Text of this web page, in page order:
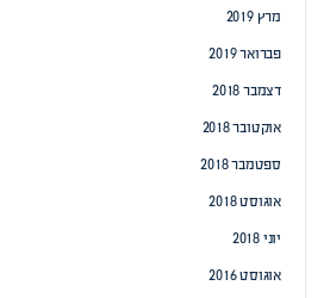
מרץ 2019
פברואר 2019
דצמבר 2018
אוקטובר 2018
ספטמבר 2018
אוגוסט 2018
יוני 2018
אוגוסט 2016